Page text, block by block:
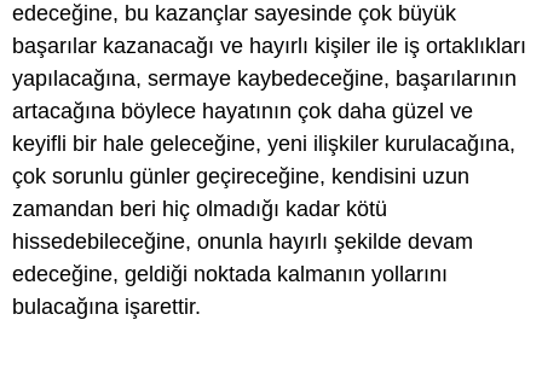
edeceğine, bu kazançlar sayesinde çok büyük
başarılar kazanacağı ve hayırlı kişiler ile iş ortaklıkları
yapılacağına, sermaye kaybedeceğine, başarılarının
artacağına böylece hayatının çok daha güzel ve
keyifli bir hale geleceğine, yeni ilişkiler kurulacağına,
çok sorunlu günler geçireceğine, kendisini uzun
zamandan beri hiç olmadığı kadar kötü
hissedebileceğine, onunla hayırlı şekilde devam
edeceğine, geldiği noktada kalmanın yollarını
bulacağına işarettir.